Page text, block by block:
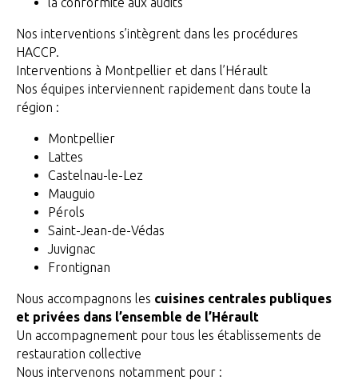
Nos interventions s’intègrent dans les procédures
HACCP.
Interventions à Montpellier et dans l’Hérault
Nos équipes interviennent rapidement dans toute la
région :
Montpellier
Lattes
Castelnau-le-Lez
Mauguio
Pérols
Saint-Jean-de-Védas
Juvignac
Frontignan
Nous accompagnons les cuisines centrales publiques
et privées dans l’ensemble de l’Hérault
Un accompagnement pour tous les établissements de
restauration collective
Nous intervenons notamment pour :